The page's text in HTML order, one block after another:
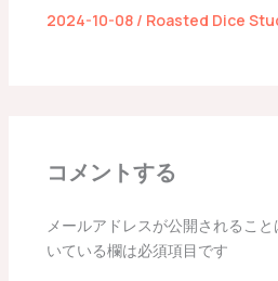
2024-10-08 / Roasted Dice
コメントする
メールアドレスが公開されること
いている欄は必須項目です